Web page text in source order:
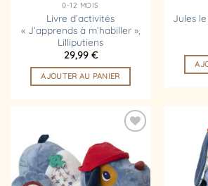
0-12 MOIS
Livre d’activités
« J’apprends à m’habiller »,
Lilliputiens
29,99 €
AJOUTER AU PANIER
Jules
à la
liste
d’envies